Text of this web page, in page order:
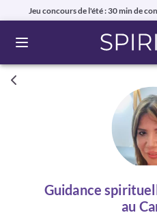
Jeu concours de l'été : 30 min de
Ouvrir le menu
Guidance
au